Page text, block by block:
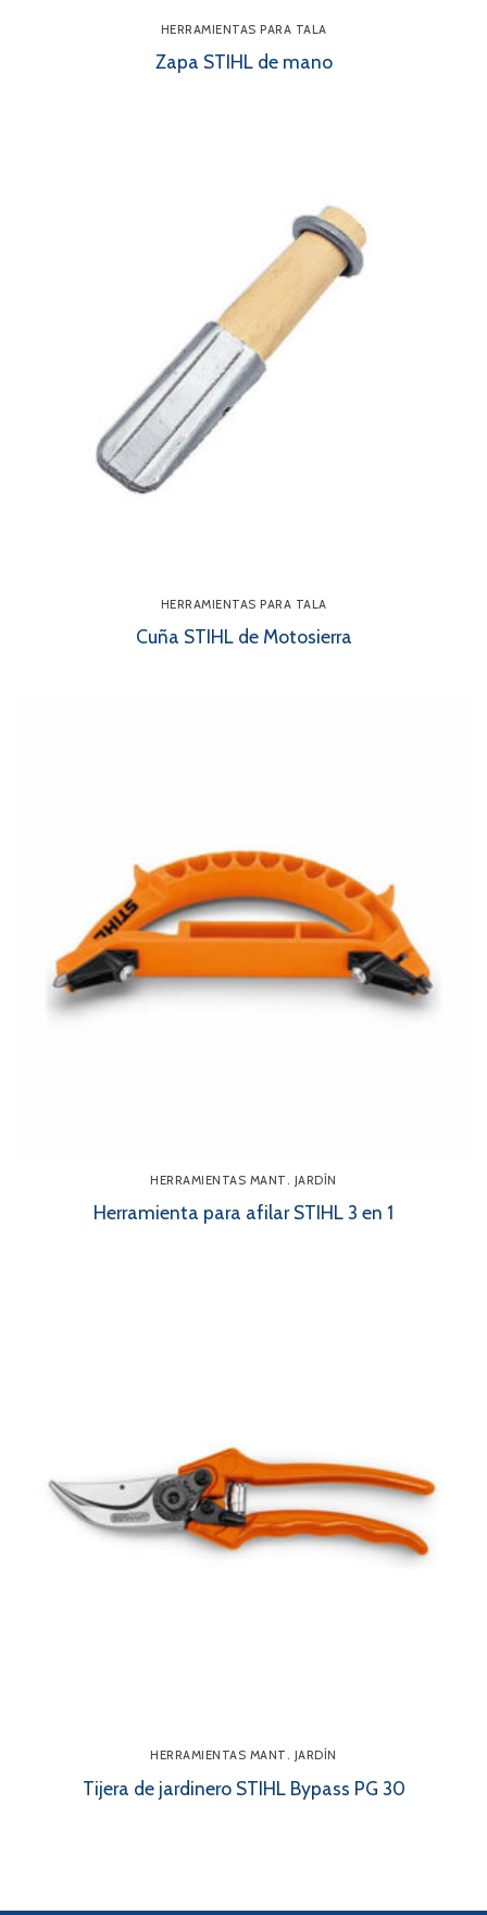
HERRAMIENTAS PARA TALA
Zapa STIHL de mano
HERRAMIENTAS PARA TALA
Cuña STIHL de Motosierra
HERRAMIENTAS MANT. JARDÍN
Herramienta para afilar STIHL 3 en 1
HERRAMIENTAS MANT. JARDÍN
Tijera de jardinero STIHL Bypass PG 30